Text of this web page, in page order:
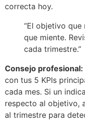
correcta hoy.
“El objetivo
que miente.
cada trimestre.”
Consejo profesional:
con tus 5 KPIs
cada mes. Si un
respecto al objetivo,
al trimestre para